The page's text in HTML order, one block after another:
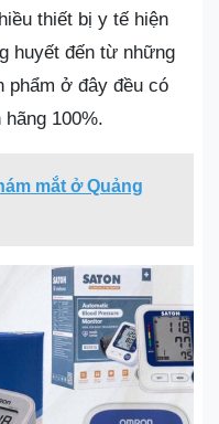
thiết bị y tế hiện
huyết đến từ những
phẩm ở đây đều có
100%.
mắt ở Quảng